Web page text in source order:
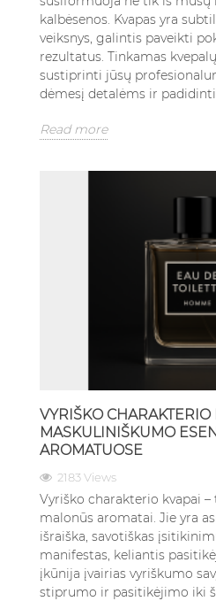
kalbėsenos. Kvapas yra
veiksnys, galintis paveikti
rezultatus. Tinkamas
sustiprinti jūsų
dėmesį detalėms ir
Read more
VYRIŠKO CHARAKTERIO
MASKULINIŠKUMO
AROMATUOSE
2183 Views
Vyriško charakterio kvapai
malonūs aromatai. Jie yra
išraiška, savotiškas
manifestas, keliantis
įkūnija įvairias vyriškumo
stiprumo ir pasitikėjimo iki